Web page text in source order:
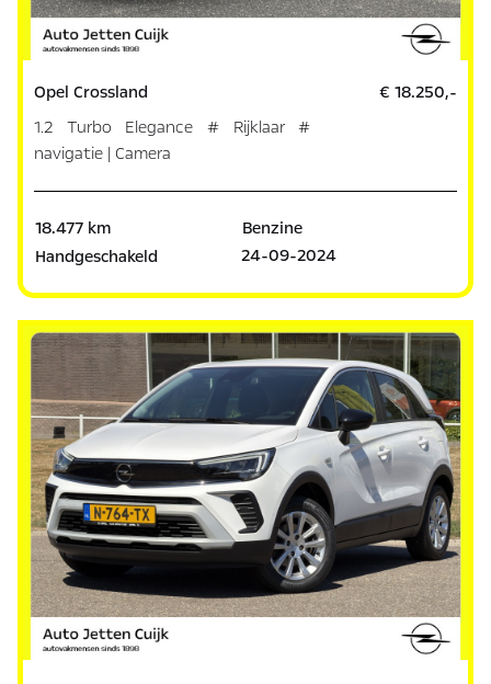
Opel Crossland
1.2 Turbo Elegance # Rijklaar #
navigatie | Camera
€ 18.250,-
18.477 km
Benzine
Handgeschakeld
24-09-2024